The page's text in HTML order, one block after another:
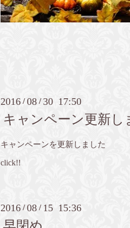
2016 /08 / 30 17:50
キャンペーン更新し
キャンペーンを更新しました
click!!
2016 /08 / 15 15:36